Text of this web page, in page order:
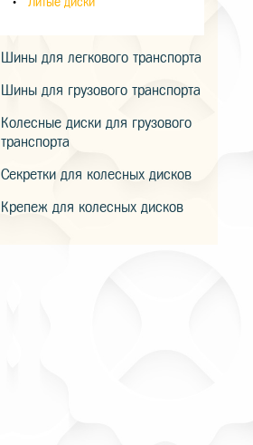
Шины для легкового транспорта
Шины для грузового транспорта
Колесные диски для грузового
транспорта
Секретки для колесных дисков
Крепеж для колесных дисков